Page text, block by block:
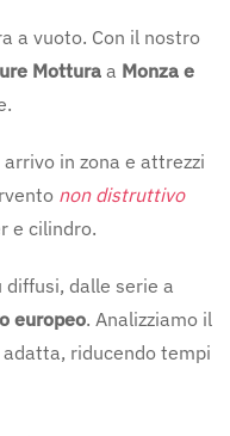
a vuoto. Con il nostro
Mottura a Monza e
in zona e attrezzi
non distruttivo
e cilindro.
diffusi, dalle serie a
europeo. Analizziamo il
riducendo tempi